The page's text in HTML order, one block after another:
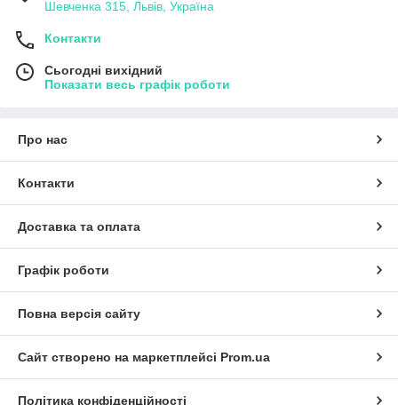
Шевченка 315, Львів, Україна
Контакти
Сьогодні вихідний
Показати весь графік роботи
Про нас
Контакти
Доставка та оплата
Графік роботи
Повна версія сайту
Сайт створено на маркетплейсі Prom.ua
Політика конфіденційності